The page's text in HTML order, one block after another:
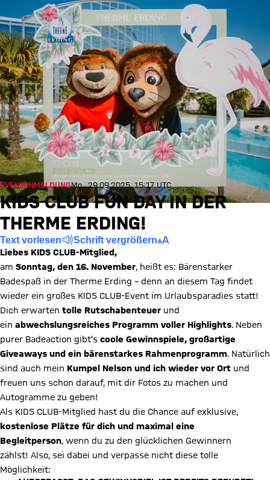
EVENTANMELDUNGMo., 29.09.2025, 15:17 UTC
KIDS CLUB FUN DAY IN DER
THERME ERDING!
Text vorlesen Schrift vergrößern
Liebes KIDS CLUB-Mitglied,
am Sonntag, den 16. November, heißt es: Bärenstarker
Badespaß in der Therme Erding – denn an diesem Tag findet
wieder ein großes KIDS CLUB-Event im Urlaubsparadies statt!
Dich erwarten tolle Rutschabenteuer und
ein abwechslungsreiches Programm voller Highlights. Neben
purer Badeaction gibt’s coole Gewinnspiele, großartige
Giveaways und ein bärenstarkes Rahmenprogramm. Natürlich
sind auch mein Kumpel Nelson und ich wieder vor Ort und
freuen uns schon darauf, mit dir Fotos zu machen und
Autogramme zu geben!
Als KIDS CLUB-Mitglied hast du die Chance auf exklusive,
kostenlose Plätze für dich und maximal eine
Begleitperson, wenn du zu den glücklichen Gewinnern
zählst! Also, sei dabei und verpasse nicht diese tolle
Möglichkeit: